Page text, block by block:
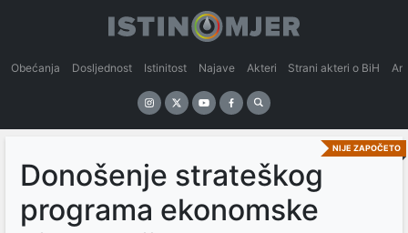
Obećanja Dosljednost Istinitost Najave Akteri Strani akteri o BiH
NIJE ZAPOČETO
Donošenje strateškog
programa ekonomske